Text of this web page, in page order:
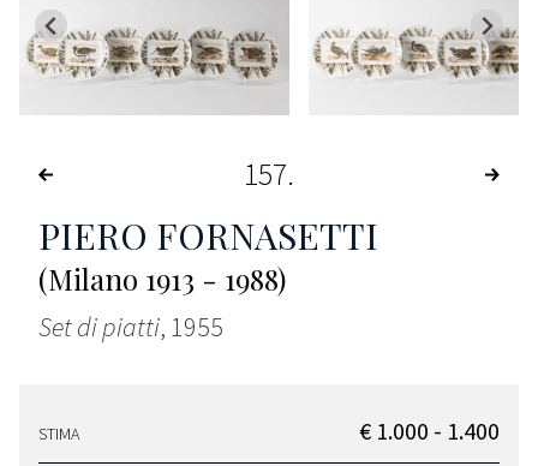
157
PIERO FORNASETTI
(Milano 1913 - 1988)
Set di piatti, 1955
STIMA € 1.000 - 1.400